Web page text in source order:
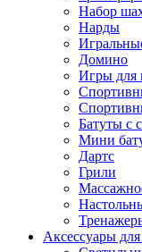
Набор
Нарды
Домино
Игры для
Батуты с
Мини
Дартс
Грили
Аксессуары